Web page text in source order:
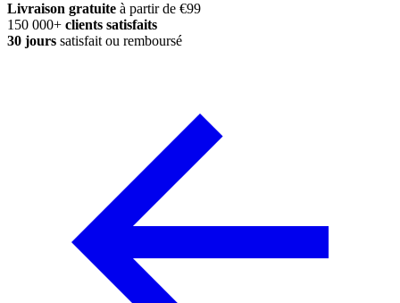
Livraison gratuite à partir de €99
150 000+ clients satisfaits
30 jours satisfait ou remboursé